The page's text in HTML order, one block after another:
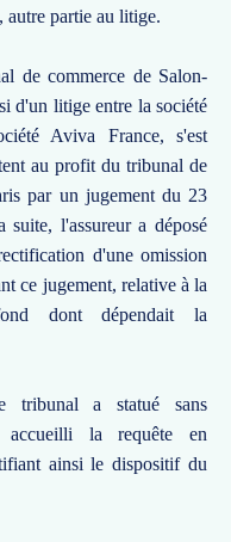
autre partie au litige.
de commerce de Salon-
d'un litige entre la société
Aviva France, s'est
au profit du tribunal de
par un jugement du 23
suite, l'assureur a déposé
d'une omission
ce jugement, relative à la
dont dépendait la
tribunal a statué sans
la requête en
ainsi le dispositif du